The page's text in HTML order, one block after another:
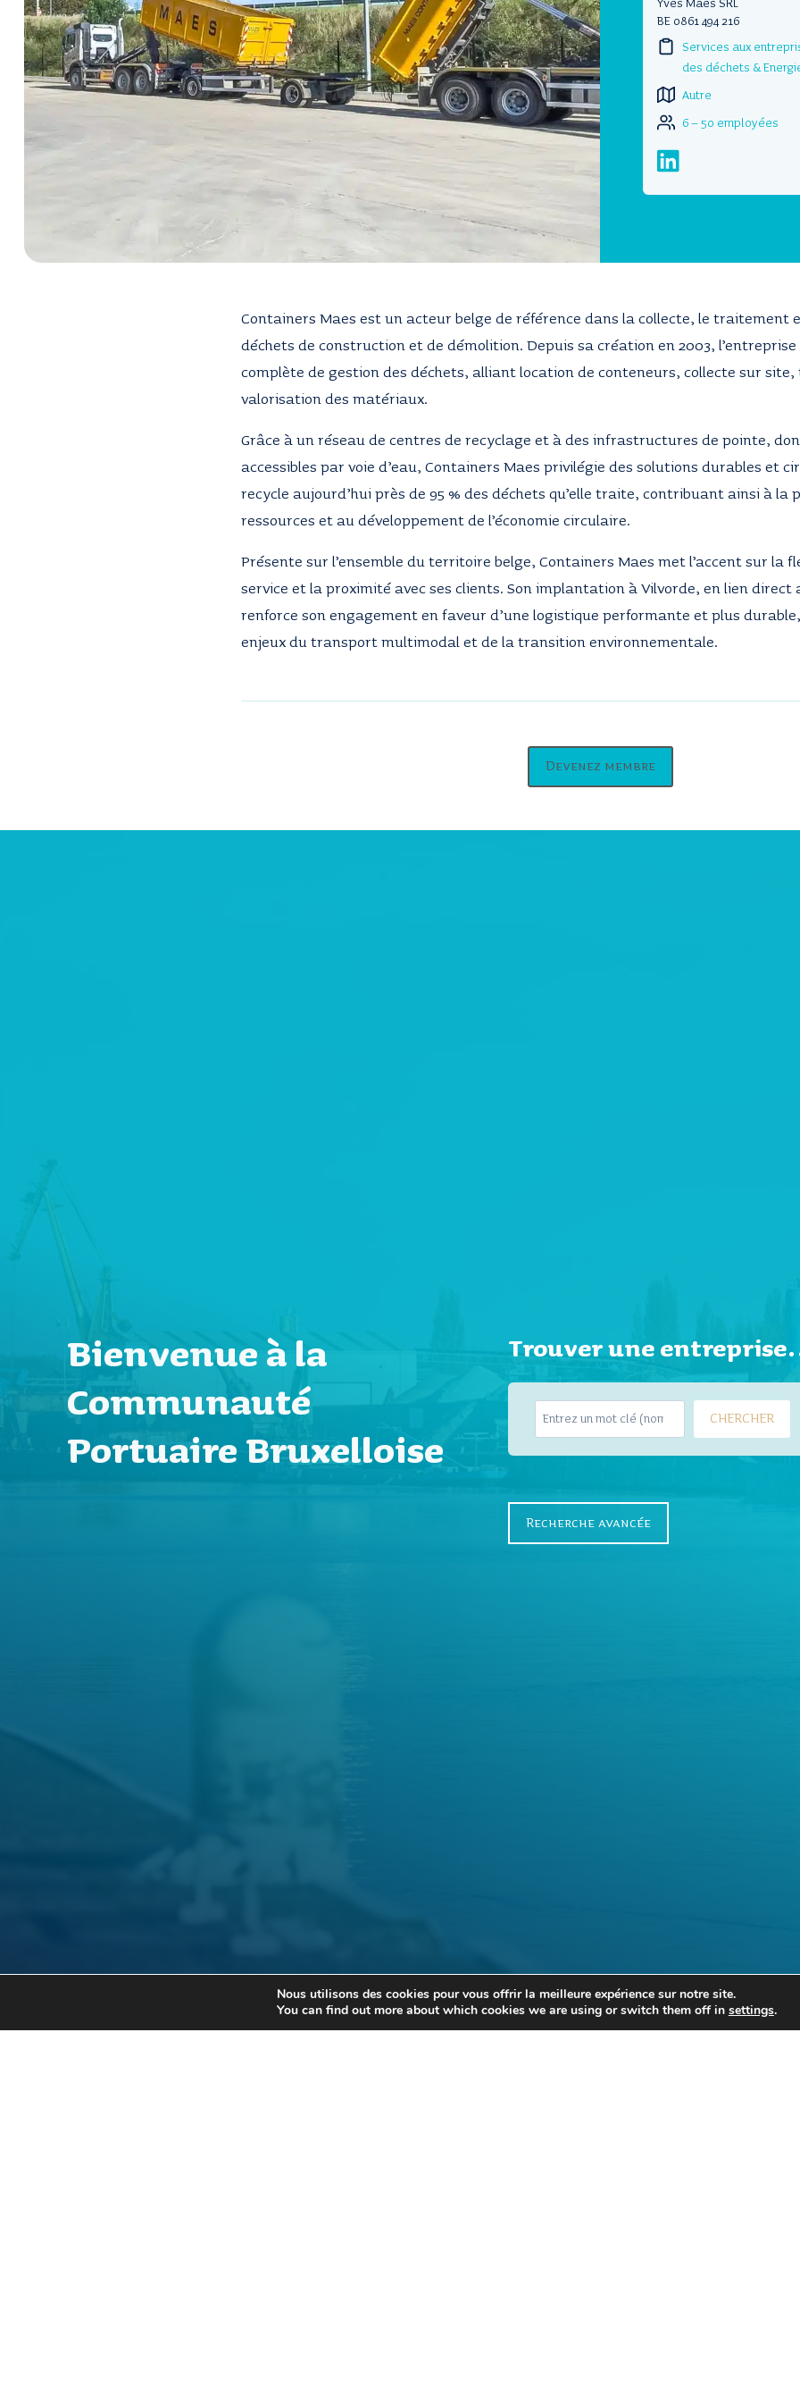
Yves Maes SRL
BE 0861 494 216
Services aux
des déchets &
Autre
6 – 50 employées
Containers Maes est un acteur belge de référence dans la collecte, le traitement
déchets de construction et de démolition. Depuis sa création en 2003,
complète de gestion des déchets, alliant location de conteneurs, collecte sur
valorisation des matériaux.
Grâce à un réseau de centres de recyclage et à des infrastructures de pointe,
accessibles par voie d’eau, Containers Maes privilégie des solutions durables et
recycle aujourd’hui près de 95 % des déchets qu’elle traite, contribuant ainsi à la
ressources et au développement de l’économie circulaire.
Présente sur l’ensemble du territoire belge, Containers Maes met l’accent sur la
service et la proximité avec ses clients. Son implantation à Vilvorde, en lien direct
renforce son engagement en faveur d’une logistique performante et plus
enjeux du transport multimodal et de la transition environnementale.
Devenez membre
Bienvenue à la
Communauté
Portuaire Bruxelloise
Trouver une
CHERCHER
Recherche avancée
Nous utilisons des cookies pour vous offrir la meilleure expérience sur notre site.
You can find out more about which cookies we are using or switch them off in settings.